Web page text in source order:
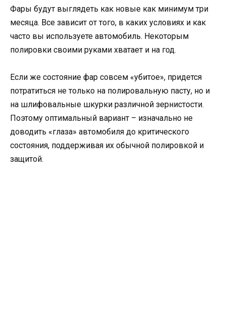
Фары будут выглядеть как новые как минимум три
месяца. Все зависит от того, в каких условиях и как
часто вы используете автомобиль. Некоторым
полировки своими руками хватает и на год.
Если же состояние фар совсем «убитое», придется
потратиться не только на полировальную пасту, но и
на шлифовальные шкурки различной зернистости.
Поэтому оптимальный вариант – изначально не
доводить «глаза» автомобиля до критического
состояния, поддерживая их обычной полировкой и
защитой.